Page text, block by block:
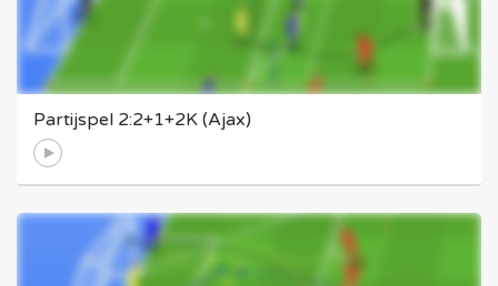
Partijspel 2:2+1+2K (Ajax)